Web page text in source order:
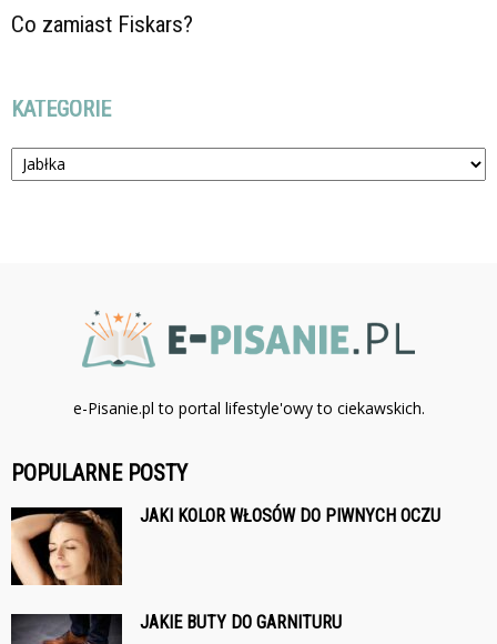
Co zamiast Fiskars?
KATEGORIE
Kategorie
e-Pisanie.pl to portal lifestyle'owy to ciekawskich.
POPULARNE POSTY
JAKI KOLOR WŁOSÓW DO PIWNYCH OCZU
JAKIE BUTY DO GARNITURU